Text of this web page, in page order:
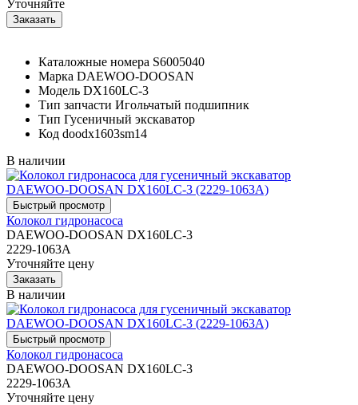
Уточняйте
Каталожные номера S6005040
Марка DAEWOO-DOOSAN
Модель DX160LC-3
Тип запчасти Игольчатый подшипник
Тип Гусеничный экскаватор
Код doodx1603sm14
В наличии
Колокол гидронасоса
DAEWOO-DOOSAN DX160LC-3
2229-1063A
Уточняйте цену
В наличии
Колокол гидронасоса
DAEWOO-DOOSAN DX160LC-3
2229-1063A
Уточняйте цену